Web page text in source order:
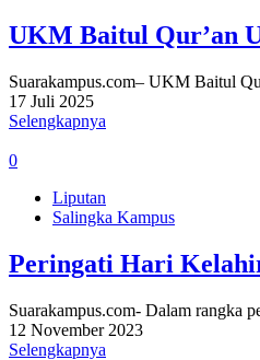
UKM Baitul Qur’an
Suarakampus.com– UKM Baitul
17 Juli 2025
Selengkapnya
0
Liputan
Salingka Kampus
Peringati Hari
Suarakampus.com- Dalam rangka
12 November 2023
Selengkapnya